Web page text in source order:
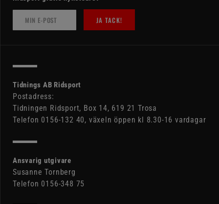
JA TACK!
Tidnings AB Ridsport
Postadress:
Tidningen Ridsport, Box 14, 619 21 Trosa
Telefon 0156-132 40, växeln öppen kl 8.30-16 vardagar
Ansvarig utgivare
Susanne Tornberg
Telefon 0156-348 75